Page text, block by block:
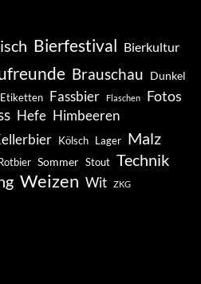
Bierfestival Bierkultur
Brauschau Dunkel
Etiketten Fassbier Flaschen Fotos
Hefe Himbeeren
Kölsch Lager Malz
Sommer Stout Technik
Weizen Wit ZKG